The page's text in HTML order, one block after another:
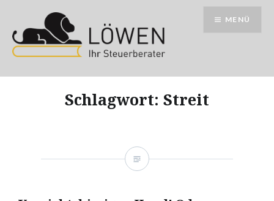
Inhalt
MENÜ
Schlagwort: Streit